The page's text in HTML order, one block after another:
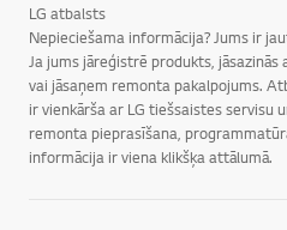
LG atbalsts
Nepieciešama informācija? Jums ir
Ja jums jāreģistrē produkts,
vai jāsaņem remonta pakalpojums.
ir vienkārša ar LG tiešsaistes servisu
remonta pieprasīšana,
informācija ir viena klikšķa attālumā.